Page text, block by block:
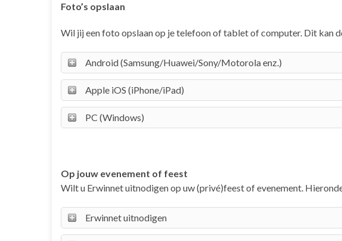
Foto’s opslaan
Wil jij een foto opslaan op je telefoon of tablet of computer. Dit kan
Android (Samsung/Huawei/Sony/Motorola enz.)
Apple iOS (iPhone/iPad)
PC (Windows)
Op jouw evenement of feest
Wilt u Erwinnet uitnodigen op uw (privé)feest of evenement.
Erwinnet uitnodigen